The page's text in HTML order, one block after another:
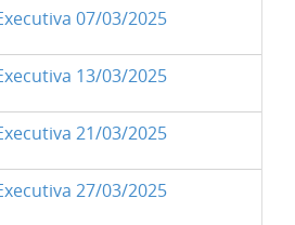
07/03/2025
13/03/2025
21/03/2025
27/03/2025